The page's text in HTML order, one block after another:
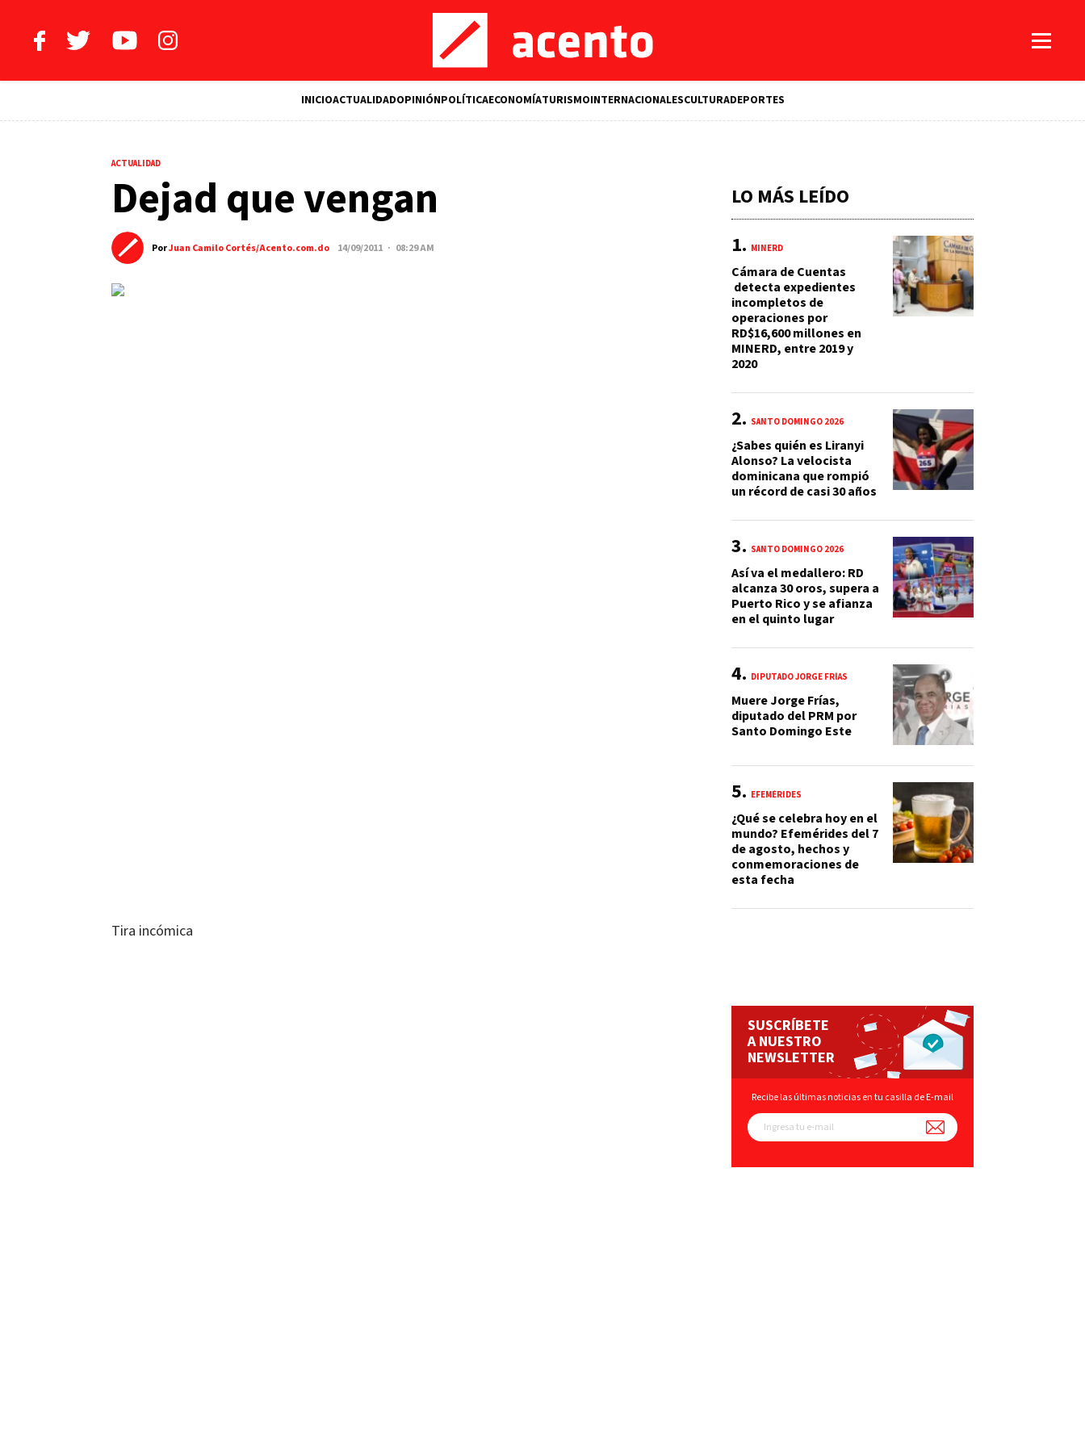
INICIOACTUALIDADOPINIÓNPOLÍTICAECONOMÍATURISMOINTERNACIONALESCULTURADEPORTES
ACTUALIDAD
Dejad que vengan
PorJuan Camilo Cortés/Acento.com.do 14/09/2011 · 08:29 AM
Tira incómica
LO MÁS LEÍDO
MINERD
Cámara de Cuentas
detecta expedientes
incompletos de
operaciones por
RD$16,600 millones en
MINERD, entre 2019 y
2020
SANTO DOMINGO 2026
¿Sabes quién es Liranyi
Alonso? La velocista
dominicana que rompió
un récord de casi 30 años
SANTO DOMINGO 2026
Así va el medallero: RD
alcanza 30 oros, supera a
Puerto Rico y se afianza
en el quinto lugar
DIPUTADO JORGE FRÍAS
Muere Jorge Frías,
diputado del PRM por
Santo Domingo Este
EFEMÉRIDES
¿Qué se celebra hoy en el
mundo? Efemérides del 7
de agosto, hechos y
conmemoraciones de
esta fecha
SUSCRÍBETE
A NUESTRO
NEWSLETTER
Recibe las últimas noticias en tu casilla de E-mail